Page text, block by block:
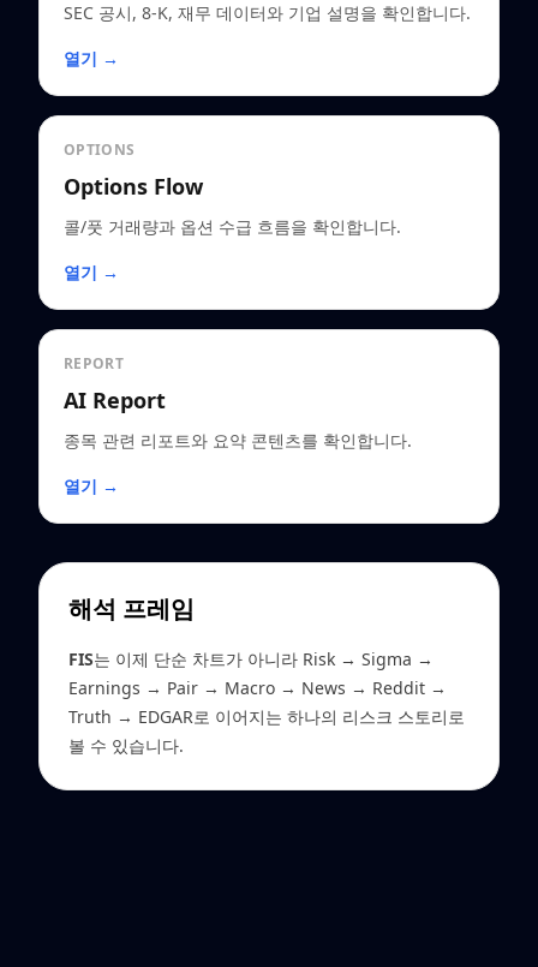
SEC 공시, 8-K, 재무 데이터와 기업 설명을 확인합니다.
열기 →
OPTIONS
Options Flow
콜/풋 거래량과 옵션 수급 흐름을 확인합니다.
열기 →
REPORT
AI Report
종목 관련 리포트와 요약 콘텐츠를 확인합니다.
열기 →
해석 프레임
FIS는 이제 단순 차트가 아니라 Risk → Sigma →
Earnings → Pair → Macro → News → Reddit →
Truth → EDGAR로 이어지는 하나의 리스크 스토리로
볼 수 있습니다.